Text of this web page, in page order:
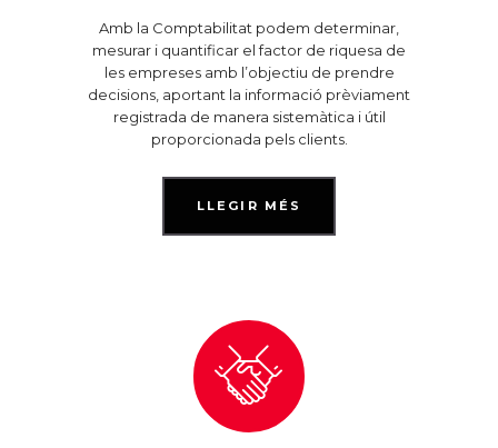
Amb la Comptabilitat podem determinar,
mesurar i quantificar el factor de riquesa de
les empreses amb l’objectiu de prendre
decisions, aportant la informació prèviament
registrada de manera sistemàtica i útil
proporcionada pels clients.
LLEGIR MÉS